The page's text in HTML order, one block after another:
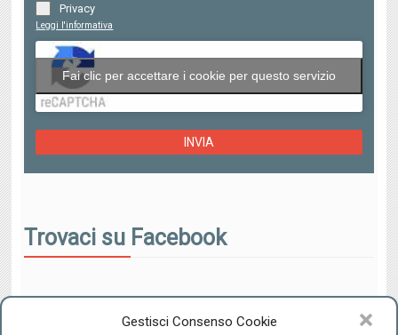
Gestisci Consenso Cookie
Privacy
Leggi l'informativa
Fai clic per accettare i cookie per questo servizio
INVIA
Trovaci su Facebook